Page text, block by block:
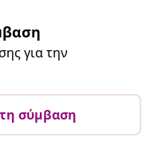
για την
σύμβαση